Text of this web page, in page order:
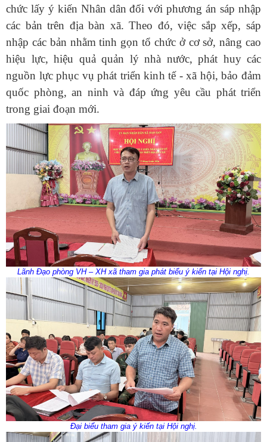
chức lấy ý kiến Nhân dân đối với phương án sáp nhập
các bản trên địa bàn xã. Theo đó, việc sắp xếp, sáp
nhập các bản nhằm tinh gọn tổ chức ở cơ sở, nâng cao
hiệu lực, hiệu quả quản lý nhà nước, phát huy các
nguồn lực phục vụ phát triển kinh tế - xã hội, bảo đảm
quốc phòng, an ninh và đáp ứng yêu cầu phát triển
trong giai đoạn mới.
Lãnh Đạo phòng VH – XH xã tham gia phát biểu ý kiến tại Hội nghị.
Đại biểu tham gia ý kiến tại Hội nghị.